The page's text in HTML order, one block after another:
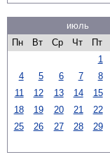
июль
Пн
Вт Ср Чт Пт
1
4
5 6 7 8
11
12 13 14 15
18
19 20 21 22
25
26 27 28 29